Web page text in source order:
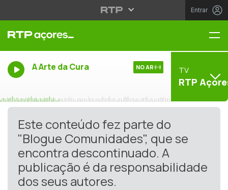
Entrar
A Arte da Cura NO AR TV
RTP
Este conteúdo fez parte do
"Blogue Comunidades", que se
encontra descontinuado. A
publicação é da responsabilidade
dos seus autores.